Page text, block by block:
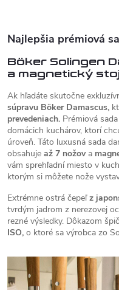
Najlepšia prémiová
Böker Solingen
a magnetický
Ak hľadáte skutočne
súpravu Böker Damascus,
prevedeniach. Prémiová
domácich kuchárov, ktorí
úroveň. Táto luxusná sada
obsahuje až 7 nožova
vám sprehľadní miesto v
ktorým si môžete nože
Extrémne ostrá čepeľz
tvrdým jadrom z nerezovej
rezné výsledky. Dôkazom
ISO, o ktoré sa výrobca zo